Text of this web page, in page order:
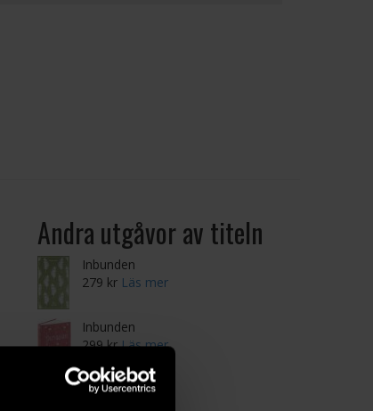
Andra utgåvor av titeln
Inbunden
279 kr Läs mer
Inbunden
299 krLäs mer
Inbunden (2025)